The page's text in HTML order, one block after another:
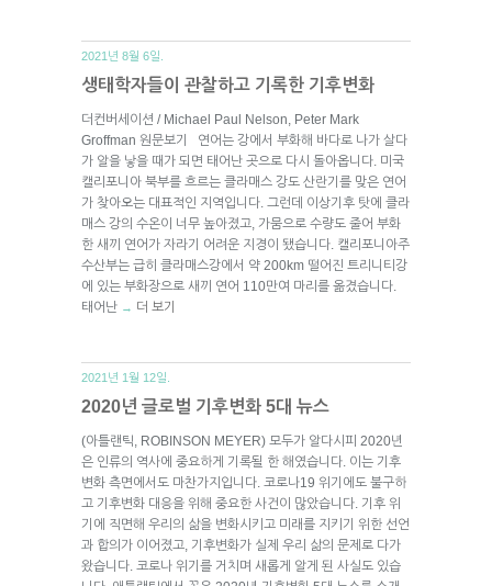
2021년 8월 6일.
생태학자들이 관찰하고 기록한 기후변화
더컨버세이션 / Michael Paul Nelson, Peter Mark
Groffman 원문보기 연어는 강에서 부화해 바다로 나가 살다
가 알을 낳을 때가 되면 태어난 곳으로 다시 돌아옵니다. 미국
캘리포니아 북부를 흐르는 클라매스 강도 산란기를 맞은 연어
가 찾아오는 대표적인 지역입니다. 그런데 이상기후 탓에 클라
매스 강의 수온이 너무 높아졌고, 가뭄으로 수량도 줄어 부화
한 새끼 연어가 자라기 어려운 지경이 됐습니다. 캘리포니아주
수산부는 급히 클라매스강에서 약 200km 떨어진 트리니티강
에 있는 부화장으로 새끼 연어 110만여 마리를 옮겼습니다.
태어난 → 더 보기
2021년 1월 12일.
2020년 글로벌 기후변화 5대 뉴스
(아틀랜틱, ROBINSON MEYER) 모두가 알다시피 2020년
은 인류의 역사에 중요하게 기록될 한 해였습니다. 이는 기후
변화 측면에서도 마찬가지입니다. 코로나19 위기에도 불구하
고 기후변화 대응을 위해 중요한 사건이 많았습니다. 기후 위
기에 직면해 우리의 삶을 변화시키고 미래를 지키기 위한 선언
과 합의가 이어졌고, 기후변화가 실제 우리 삶의 문제로 다가
왔습니다. 코로나 위기를 거치며 새롭게 알게 된 사실도 있습